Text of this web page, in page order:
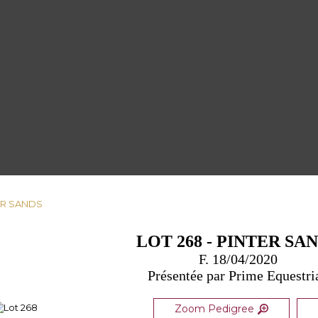
SANDS
LOT 268 - PINTER
F. 18/04/2020
Présentée par Prime
Zoom Pedigree